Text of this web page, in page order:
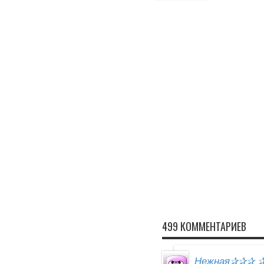
499 КОММЕНТАРИЕВ
Нежная✰✰✰